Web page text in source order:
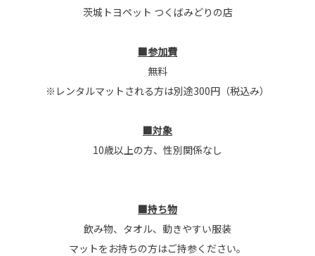
茨城トヨペット つくばみどりの店
■参加費
無料
※レンタルマットされる方は別途300円（税込み）
■対象
10歳以上の方、性別関係なし
■持ち物
飲み物、タオル、動きやすい服装
マットをお持ちの方はご持参ください。